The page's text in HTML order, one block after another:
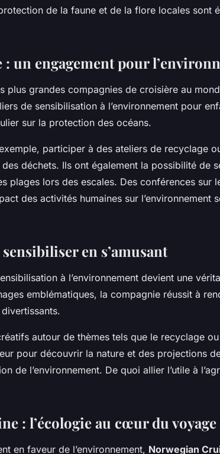
de la faune et de la flore locales sont
un engagement pour
plus grandes compagnies de croisière au
de sensibilisation à l’environnement pour
sur la protection des océans.
participer à des ateliers de recyclage
déchets. Ils ont également la possibilité de
plages lors des escales. Des conférences sur
des activités humaines sur l’environnement
en s’amusant
à l’environnement devient une
emblématiques, la compagnie réussit à
autour de thèmes tels que le recyclage
pour découvrir la nature et des projections
de l’environnement. De quoi allier l’utile à
: l’écologie au cœur du voyage
en faveur de l’environnement, Norwegian